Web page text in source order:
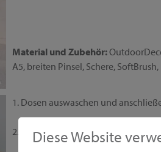
Diese Website
Material und Zubehör:
A5, breiten Pinsel, Schere,
1. Dosen auswaschen und
2. Designkarton mit OutdoorDecor